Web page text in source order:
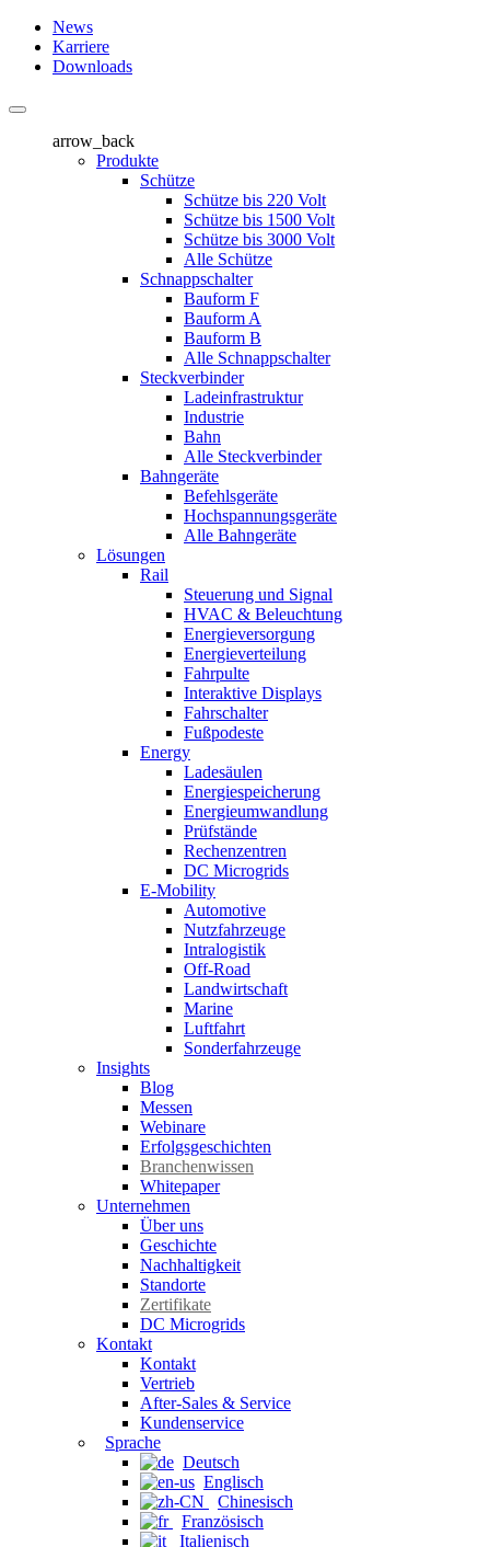
News
Karriere
Downloads
arrow_back
Produkte
Schütze
Schütze bis 220 Volt
Schütze bis 1500 Volt
Schütze bis 3000 Volt
Alle Schütze
Schnappschalter
Bauform F
Bauform A
Bauform B
Alle Schnappschalter
Steckverbinder
Ladeinfrastruktur
Industrie
Bahn
Alle Steckverbinder
Bahngeräte
Befehlsgeräte
Hochspannungsgeräte
Alle Bahngeräte
Lösungen
Rail
Steuerung und Signal
HVAC & Beleuchtung
Energieversorgung
Energieverteilung
Fahrpulte
Interaktive Displays
Fahrschalter
Fußpodeste
Energy
Ladesäulen
Energiespeicherung
Energieumwandlung
Prüfstände
Rechenzentren
DC Microgrids
E-Mobility
Automotive
Nutzfahrzeuge
Intralogistik
Off-Road
Landwirtschaft
Marine
Luftfahrt
Sonderfahrzeuge
Insights
Blog
Messen
Webinare
Erfolgsgeschichten
Branchenwissen
Whitepaper
Unternehmen
Über uns
Geschichte
Nachhaltigkeit
Standorte
Zertifikate
DC Microgrids
Kontakt
Kontakt
Vertrieb
After-Sales & Service
Kundenservice
Sprache
Deutsch
Englisch
Chinesisch
Französisch
Italienisch